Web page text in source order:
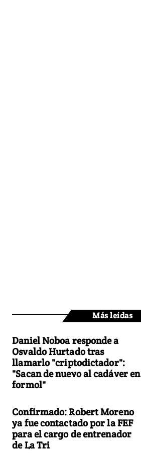
Más leídas
Daniel Noboa responde a
Osvaldo Hurtado tras
llamarlo "criptodictador":
"Sacan de nuevo al cadáver en
formol"
Confirmado: Robert Moreno
ya fue contactado por la FEF
para el cargo de entrenador
de La Tri